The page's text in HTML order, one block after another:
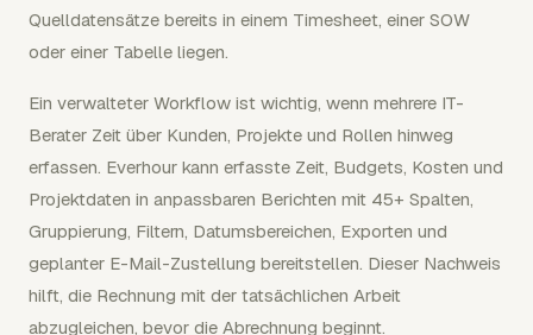
Quelldatensätze bereits in einem Timesheet, einer SOW
oder einer Tabelle liegen.
Ein verwalteter Workflow ist wichtig, wenn mehrere IT-
Berater Zeit über Kunden, Projekte und Rollen hinweg
erfassen. Everhour kann erfasste Zeit, Budgets, Kosten und
Projektdaten in anpassbaren Berichten mit 45+ Spalten,
Gruppierung, Filtern, Datumsbereichen, Exporten und
geplanter E-Mail-Zustellung bereitstellen. Dieser Nachweis
hilft, die Rechnung mit der tatsächlichen Arbeit
abzugleichen, bevor die Abrechnung beginnt.